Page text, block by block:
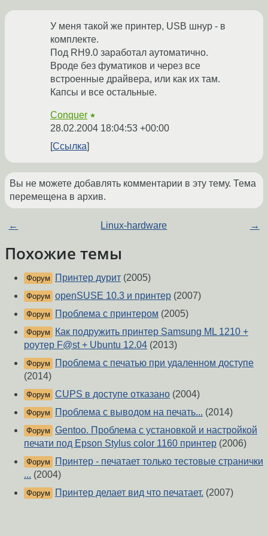
У меня такой же принтер, USB шнур - в
комплекте.
Под RH9.0 заработал аутоматично.
Вроде без фуматиков и через все
встроенные драйвера, или как их там.
Капсы и все остальные.
Conquer ★
28.02.2004 18:04:53 +00:00
Ссылка
Вы не можете добавлять комментарии в эту тему. Тема
перемещена в архив.
← Linux-hardware →
Похожие темы
Форум Принтер дурит (2005)
Форум openSUSE 10.3 и принтер (2007)
Форум Проблема с принтером (2005)
Форум
Как подружить принтер Samsung ML 1210 +
роутер F@st + Ubuntu 12.04 (2013)
Форум
Проблема с печатью при удаленном доступе
(2014)
Форум CUPS в доступе отказано (2004)
Форум Проблема с выводом на печать... (2014)
Форум Gentoo. Проблема с установкой и настройкой
печати под Epson Stylus color 1160 принтер (2006)
Форум
Принтер - печатает только тестовые странички
... (2004)
Форум Принтер делает вид что печатает. (2007)